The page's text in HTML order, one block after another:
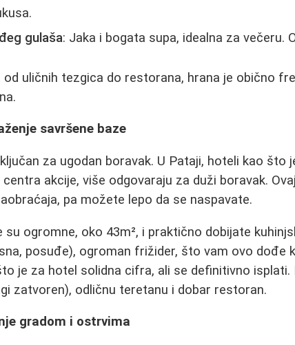
gulaša: Jaka i bogata supa, idealna za večeru.
od uličnih tezgica do restorana, hrana je obično
savršene baze
za ugodan boravak. U Pataji, hoteli kao što
akcije, više odgovaraju za duži boravak.
pa možete lepo da se naspavate.
su ogromne, oko 43m², i praktično dobijate
posuđe), ogroman frižider, što vam ovo dođe
je za hotel solidna cifra, ali se definitivno isplati.
zatvoren), odličnu teretanu i dobar restoran.
gradom i ostrvima